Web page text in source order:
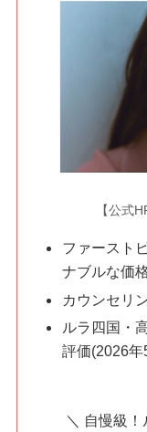
【公式
ファースト
ナブルな価
カウンセリ
ルラ四国・
評価(2026
＼ 自慢級